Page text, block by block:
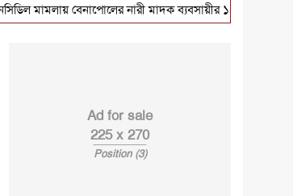
বেনাপোলের নারী মাদক ব্যবসায়ীর ১০ বছর কারাদণ্ড
Ad for sale
225 x 270
Position (3)